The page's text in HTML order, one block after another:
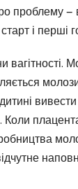
проблему
і перші
Коли